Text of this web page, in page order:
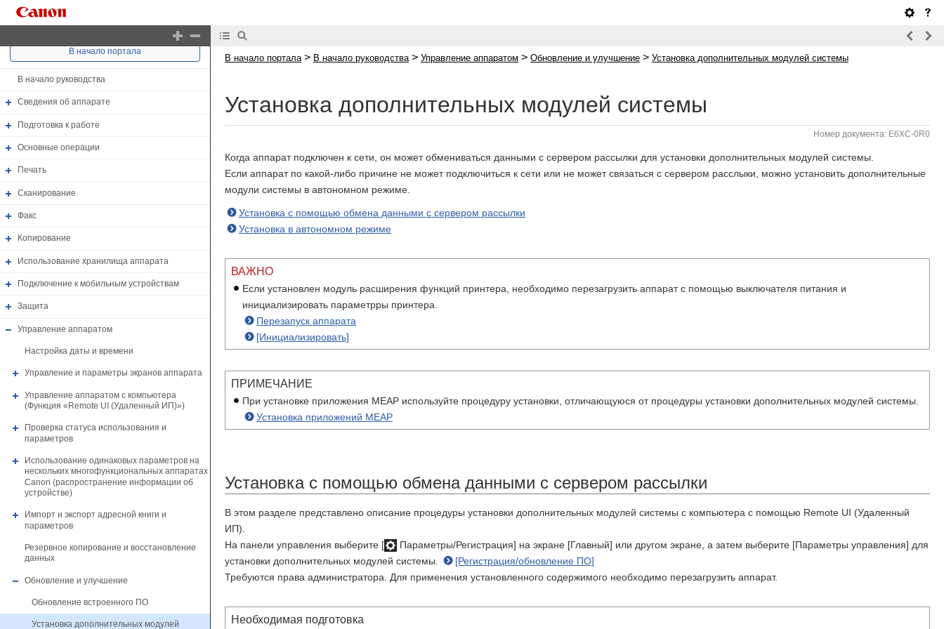
В начало портала
В начало руководства
Сведения об аппарате
Подготовка к работе
Основные операции
Печать
Сканирование
Факс
Копирование
Использование хранилища аппарата
Подключение к мобильным устройствам
Защита
Управление аппаратом
Настройка даты и времени
Управление и параметры экранов аппарата
Управление аппаратом с компьютера
(Функция «Remote UI (Удаленный ИП)»)
Проверка статуса использования и
параметров
Использование одинаковых параметров на
нескольких многофункциональных аппаратах
Canon (распространение информации об
устройстве)
Импорт и экспорт адресной книги и
параметров
Резервное копирование и восстановление
данных
Обновление и улучшение
Обновление встроенного ПО
Установка дополнительных модулей
В начало портала > В начало руководства > Управление аппаратом > Обновление и улучшение > Установка дополнительных модулей системы
Установка дополнительных модулей системы
Номер документа: E6XC-0R0
Когда аппарат подключен к сети, он может обмениваться данными с сервером рассылки для установки дополнительных модулей системы.
Если аппарат по какой-либо причине не может подключиться к сети или не может связаться с сервером расслыки, можно установить дополнительные
модули системы в автономном режиме.
Установка с помощью обмена данными с сервером рассылки
Установка в автономном режиме
ВАЖНО
Если установлен модуль расширения функций принтера, необходимо перезагрузить аппарат с помощью выключателя питания и
инициализировать параметрры принтера.
Перезапуск аппарата
[Инициализировать]
ПРИМЕЧАНИЕ
При установке приложения MEAP используйте процедуру установки, отличающуюся от процедуры установки дополнительных модулей системы.
Установка приложений MEAP
Установка с помощью обмена данными с сервером рассылки
В этом разделе представлено описание процедуры установки дополнительных модулей системы с компьютера с помощью Remote UI (Удаленный
ИП).
На панели управления выберите [
Параметры/Регистрация] на экране [Главный] или другом экране, а затем выберите [Параметры управления] для
установки дополнительных модулей системы.
[Регистрация/обновление ПО]
Требуются права администратора. Для применения установленного содержимого необходимо перезагрузить аппарат.
Необходимая подготовка